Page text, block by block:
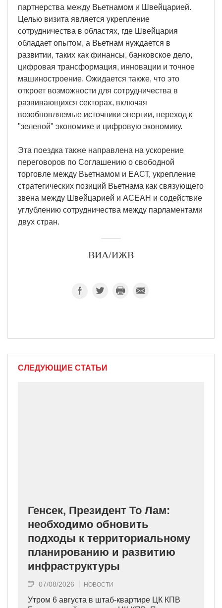
партнерства между Вьетнамом и Швейцарией.
Целью визита является укрепление
сотрудничества в областях, где Швейцария
обладает опытом, а Вьетнам нуждается в
развитии, таких как финансы, банковское дело,
цифровая трансформация, инновации и точное
машиностроение. Ожидается также, что это
откроет возможности для сотрудничества в
развивающихся секторах, включая
возобновляемые источники энергии, переход к
"зеленой" экономике и цифровую экономику.
Эта поездка также направлена на ускорение
переговоров по Соглашению о свободной
торговле между Вьетнамом и ЕАСТ, укрепление
стратегических позиций Вьетнама как связующего
звена между Швейцарией и АСЕАН и содействие
углублению сотрудничества между парламентами
двух стран.
ВИА/ИЖВ
СЛЕДУЮЩИЕ СТАТЬИ
Генсек, Президент То Лам:
необходимо обновить
подходы к территориальному
планированию и развитию
инфраструктуры
07/08/2026 НОВОСТИ
Утром 6 августа в штаб-квартире ЦК КПВ